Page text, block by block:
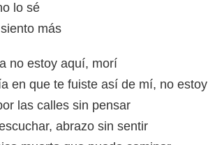
lo sé
más
no estoy aquí, morí
en que te fuiste así de mí, no estoy
las calles sin pensar
abrazo sin sentir